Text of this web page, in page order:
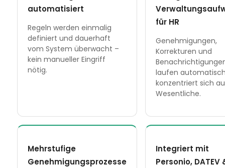
automatisiert
Regeln werden einmalig
definiert und dauerhaft
vom System überwacht –
kein manueller Eingriff
nötig.
für HR
Genehmigungen,
Korrekturen und
laufen automatisch
konzentriert sich
Wesentliche.
Mehrstufige
Genehmigungsprozesse
Integriert mit
Personio, DATEV